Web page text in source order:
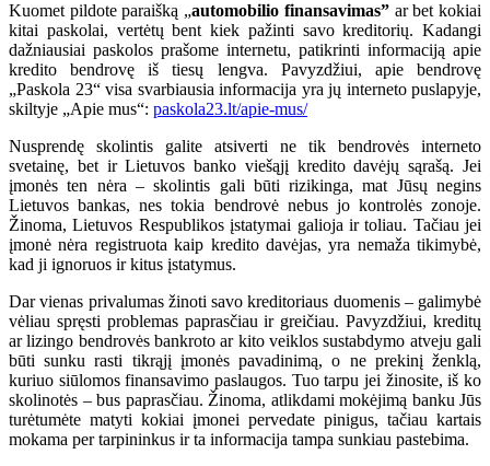
Kuomet pildote paraišką „automobilio finansavimas”ar bet kokiai
kitai paskolai, vertėtų bent kiek pažinti savo kreditorių. Kadangi
dažniausiai paskolos prašome internetu, patikrinti informaciją apie
kredito bendrovę iš tiesų lengva. Pavyzdžiui, apie bendrovę
„Paskola 23“ visa svarbiausia informacija yra jų interneto puslapyje,
skiltyje „Apie mus“: paskola23.lt/apie-mus/
Nusprendę skolintis galite atsiverti ne tik bendrovės interneto
svetainę, bet ir Lietuvos banko viešąjį kredito davėjų sąrašą. Jei
įmonės ten nėra – skolintis gali būti rizikinga, mat Jūsų negins
Lietuvos bankas, nes tokia bendrovė nebus jo kontrolės zonoje.
Žinoma, Lietuvos Respublikos įstatymai galioja ir toliau. Tačiau jei
įmonė nėra registruota kaip kredito davėjas, yra nemaža tikimybė,
kad ji ignoruos ir kitus įstatymus.
Dar vienas privalumas žinoti savo kreditoriaus duomenis – galimybė
vėliau spręsti problemas paprasčiau ir greičiau. Pavyzdžiui, kreditų
ar lizingo bendrovės bankroto ar kito veiklos sustabdymo atveju gali
būti sunku rasti tikrąjį įmonės pavadinimą, o ne prekinį ženklą,
kuriuo siūlomos finansavimo paslaugos. Tuo tarpu jei žinosite, iš ko
skolinotės – bus paprasčiau. Žinoma, atlikdami mokėjimą banku Jūs
turėtumėte matyti kokiai įmonei pervedate pinigus, tačiau kartais
mokama per tarpininkus ir ta informacija tampa sunkiau pastebima.